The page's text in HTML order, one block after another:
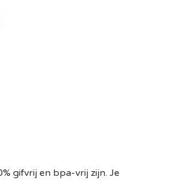
gifvrij en bpa-vrij zijn. Je